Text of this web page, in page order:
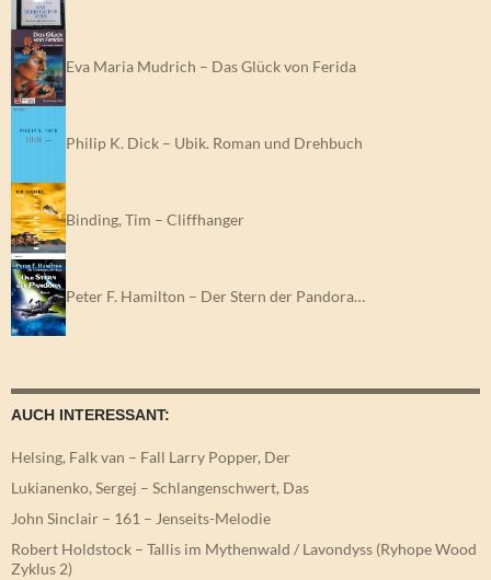
Eva Maria Mudrich – Das Glück von Ferida
Philip K. Dick – Ubik. Roman und Drehbuch
Binding, Tim – Cliffhanger
Peter F. Hamilton – Der Stern der Pandora…
AUCH INTERESSANT:
Helsing, Falk van – Fall Larry Popper, Der
Lukianenko, Sergej – Schlangenschwert, Das
John Sinclair – 161 – Jenseits-Melodie
Robert Holdstock – Tallis im Mythenwald / Lavondyss (Ryhope Wood
Zyklus 2)